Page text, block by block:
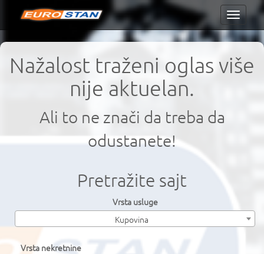
Toggle
Nažalost traženi oglas više
nije aktuelan.
Ali to ne znači da treba da
odustanete!
Pretražite sajt
Vrsta usluge
Kupovina
Vrsta nekretnine